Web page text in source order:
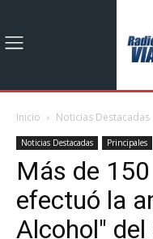
Inicio Noticias Destacadas
Noticias Destacadas Principales
Más de
efectuó la
Alcohol" del